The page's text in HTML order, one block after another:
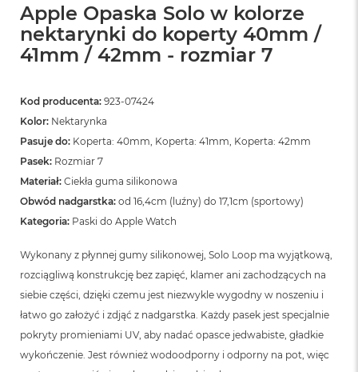
Apple Opaska Solo w kolorze
nektarynki do koperty 40mm /
41mm / 42mm - rozmiar 7
Kod producenta: 923-07424
Kolor: Nektarynka
Pasuje do: Koperta: 40mm, Koperta: 41mm, Koperta: 42mm
Pasek: Rozmiar 7
Materiał: Ciekła guma silikonowa
Obwód nadgarstka: od 16,4cm (luźny) do 17,1cm (sportowy)
Kategoria: Paski do Apple Watch
Wykonany z płynnej gumy silikonowej, Solo Loop ma wyjątkową,
rozciągliwą konstrukcję bez zapięć, klamer ani zachodzących na
siebie części, dzięki czemu jest niezwykle wygodny w noszeniu i
łatwo go założyć i zdjąć z nadgarstka. Każdy pasek jest specjalnie
pokryty promieniami UV, aby nadać opasce jedwabiste, gładkie
wykończenie. Jest również wodoodporny i odporny na pot, więc